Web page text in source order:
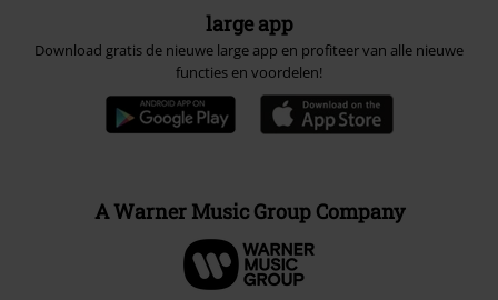
large app
Download gratis de nieuwe large app en profiteer van alle nieuwe
functies en voordelen!
A Warner Music Group Company